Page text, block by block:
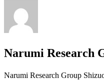
Narumi Research
Narumi Research Group